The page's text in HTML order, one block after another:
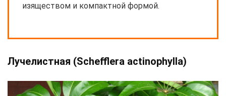
изяществом и компактной формой.
Лучелистная (Schefflera actinophylla)